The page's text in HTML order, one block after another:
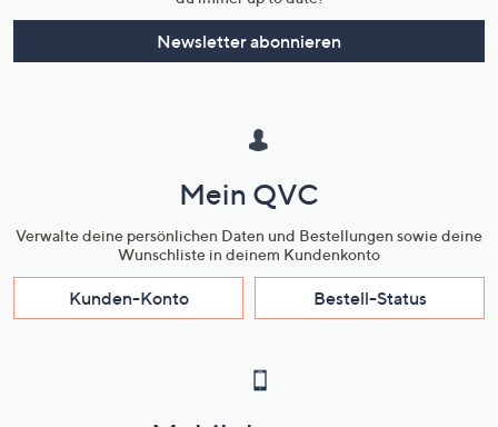
Newsletter abonnieren
Mein QVC
Verwalte deine persönlichen Daten und Bestellungen sowie deine
Wunschliste in deinem Kundenkonto
Kunden-Konto Bestell-Status